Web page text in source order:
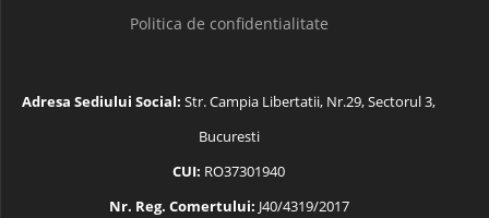
Politica de confidentialitate
Adresa Sediului Social: Str. Campia Libertatii, Nr.29, Sectorul 3,
Bucuresti
CUI: RO37301940
Nr. Reg. Comertului: J40/4319/2017